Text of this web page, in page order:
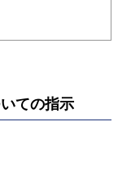
ての指示